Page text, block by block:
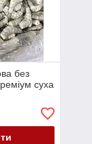
без
суха